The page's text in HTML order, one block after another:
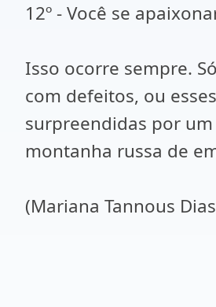
12º - Você se
Isso ocorre sempre.
com defeitos, ou
surpreendidas por
montanha russa de
(Mariana Tannous